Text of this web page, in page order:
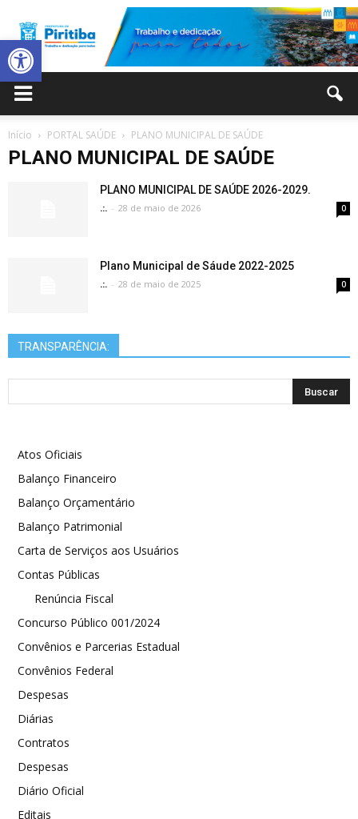
Abrir a barra de ferramentas
Início PORTAL SAÚDE PLANO MUNICIPAL DE SAÚDE
PLANO MUNICIPAL DE SAÚDE
PLANO MUNICIPAL DE SAÚDE 2026-2029.
.:. - 28 de maio de 2026 0
Plano Municipal de Sáude 2022-2025
.:. - 28 de maio de 2025 0
TRANSPARÊNCIA:
Atos Oficiais
Balanço Financeiro
Balanço Orçamentário
Balanço Patrimonial
Carta de Serviços aos Usuários
Contas Públicas
Renúncia Fiscal
Concurso Público 001/2024
Convênios e Parcerias Estadual
Convênios Federal
Despesas
Diárias
Contratos
Despesas
Diário Oficial
Editais